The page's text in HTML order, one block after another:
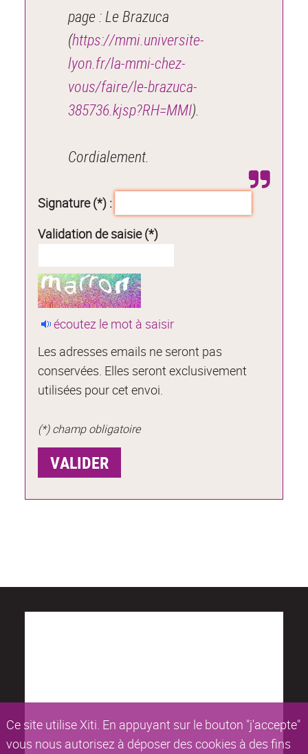
Ce site utilise Xiti. En appuyant sur le bouton "j'accepte"
vous nous autorisez à déposer des cookies à des fins
page : Le Brazuca
(https://mmi.universite-
lyon.fr/la-mmi-chez-
vous/faire/le-brazuca-
385736.kjsp?RH=MMI).
Cordialement.
Signature (*) :
Validation de saisie (*)
écoutez le mot à saisir
Les adresses emails ne seront pas
conservées. Elles seront exclusivement
utilisées pour cet envoi.
(*) champ obligatoire